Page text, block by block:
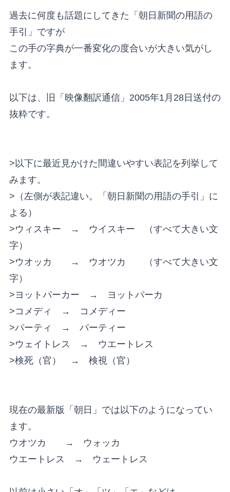
過去に何度も話題にしてきた「朝日新聞の用語の
手引」ですが
この手の字典が一番変化の度合いが大きい気がし
ます。
以下は、旧「映像翻訳通信」2005年1月28日送付の
抜粋です。
>以下に最近見かけた間違いやすい表記を列挙して
みます。
>（左側が表記違い。「朝日新聞の用語の手引」に
よる）
>ウィスキー → ウイスキー （すべて大きい文
字）
>ウオッカ → ウオツカ （すべて大きい文
字）
>ヨットパーカー → ヨットパーカ
>コメディ → コメディー
>パーティ → パーティー
>ウェイトレス → ウエートレス
>検死（官） → 検視（官）
現在の最新版「朝日」では以下のようになってい
ます。
ウオツカ → ウォッカ
ウエートレス → ウェートレス